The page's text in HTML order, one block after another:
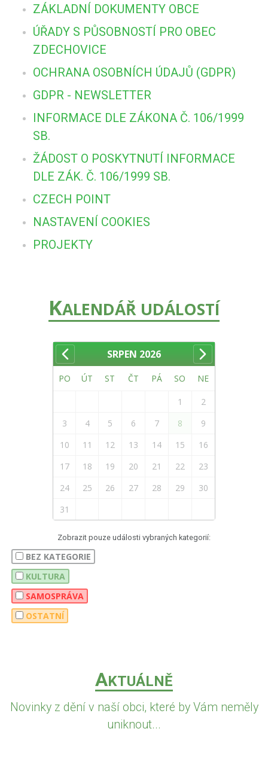
ZÁKLADNÍ DOKUMENTY OBCE
ÚŘADY S PŮSOBNOSTÍ PRO OBEC
ZDECHOVICE
OCHRANA OSOBNÍCH ÚDAJŮ (GDPR)
GDPR - NEWSLETTER
INFORMACE DLE ZÁKONA Č. 106/1999
SB.
ŽÁDOST O POSKYTNUTÍ INFORMACE
DLE ZÁK. Č. 106/1999 SB.
CZECH POINT
NASTAVENÍ COOKIES
PROJEKTY
KALENDÁŘ UDÁLOSTÍ
SRPEN 2026
PO ÚT ST ČT PÁ SO NE
1
2
3
4 5 6 7 8
9
10
11 12 13 14 15
16
17
18 19 20 21 22
23
24
25 26 27 28 29
30
31
Zobrazit pouze události vybraných kategorií:
BEZ KATEGORIE
KULTURA
SAMOSPRÁVA
OSTATNÍ
AKTUÁLNĚ
Novinky z dění v naší obci, které by Vám neměly
uniknout...